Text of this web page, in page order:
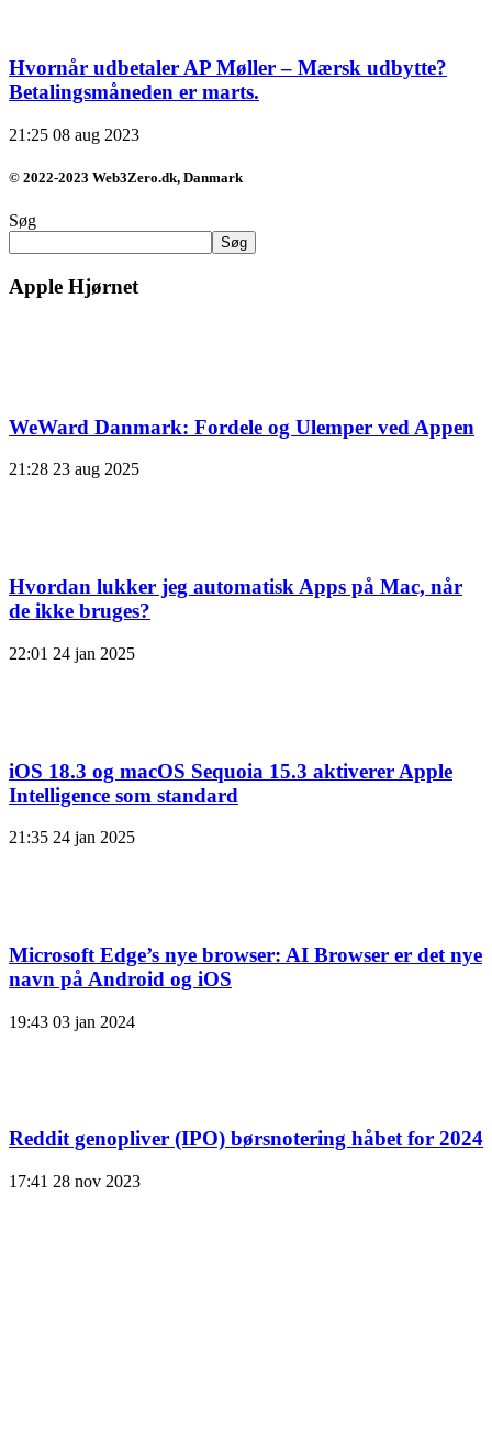
Hvornår udbetaler AP Møller – Mærsk udbytte?
Betalingsmåneden er marts.
21:25 08 aug 2023
© 2022-2023 Web3Zero.dk, Danmark
Søg
Søg
Apple Hjørnet
WeWard Danmark: Fordele og Ulemper ved Appen
21:28 23 aug 2025
Hvordan lukker jeg automatisk Apps på Mac, når
de ikke bruges?
22:01 24 jan 2025
iOS 18.3 og macOS Sequoia 15.3 aktiverer Apple
Intelligence som standard
21:35 24 jan 2025
Microsoft Edge’s nye browser: AI Browser er det nye
navn på Android og iOS
19:43 03 jan 2024
Reddit genopliver (IPO) børsnotering håbet for 2024
17:41 28 nov 2023